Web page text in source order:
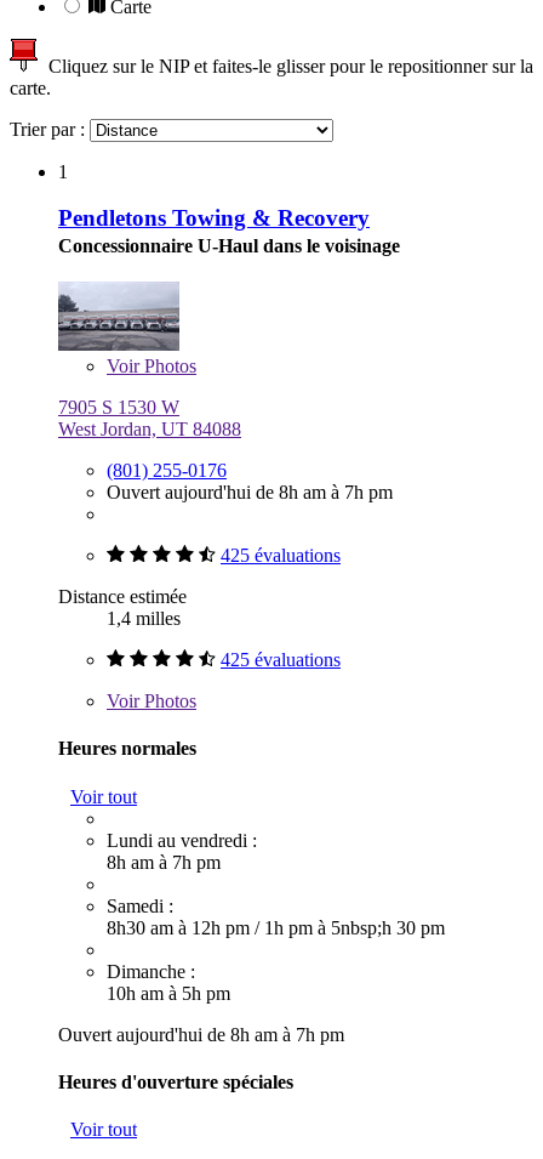
Carte
Cliquez sur le NIP et faites-le glisser pour le repositionner sur la
carte.
Trier par :
1
Pendletons Towing & Recovery
Concessionnaire U-Haul dans le voisinage
VoirPhotos
7905 S 1530 W
West Jordan, UT 84088
(801) 255-0176
Ouvert aujourd'hui de 8h am à 7h pm
425 évaluations
Distance estimée
1,4 milles
425 évaluations
VoirPhotos
Heures normales
Voir tout
Lundi au vendredi :
8h am à 7h pm
Samedi :
8h30 am à 12h pm / 1h pm à 5nbsp;h 30 pm
Dimanche :
10h am à 5h pm
Ouvert aujourd'hui de 8h am à 7h pm
Heures d'ouverture spéciales
Voir tout